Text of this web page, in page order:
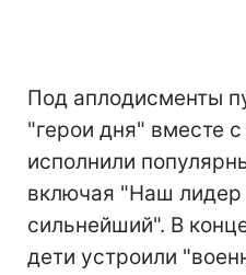
Под аплодисменты
"герои дня" вместе
исполнили
включая "Наш
сильнейший". В
дети устроили